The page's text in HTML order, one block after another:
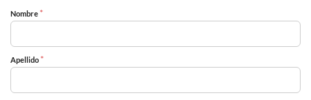
Nombre *
Apellido *